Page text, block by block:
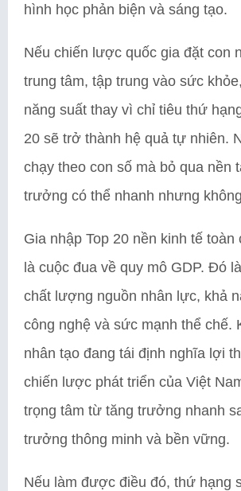
hình học phản biện và sáng tạo.
Nếu chiến lược quốc gia đặt con
trung tâm, tập trung vào sức
năng suất thay vì chỉ tiêu thứ
20 sẽ trở thành hệ quả tự nhiên.
chạy theo con số mà bỏ qua nền
trưởng có thể nhanh nhưng
Gia nhập Top 20 nền kinh tế toàn
là cuộc đua về quy mô GDP. Đó
chất lượng nguồn nhân lực, khả
công nghệ và sức mạnh thể chế.
nhân tạo đang tái định nghĩa lợi
chiến lược phát triển của Việt
trọng tâm từ tăng trưởng nhanh
trưởng thông minh và bền vững.
Nếu làm được điều đó, thứ hạng